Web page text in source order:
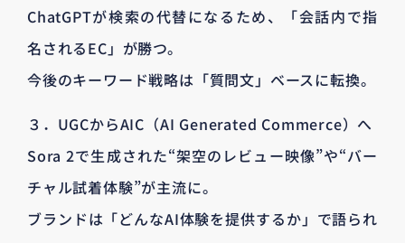
ChatGPTが検索の代替になるため、「会話内で指
名されるEC」が勝つ。
今後のキーワード戦略は「質問文」ベースに転換。
３．UGCからAIC（AI Generated Commerce）へ
Sora 2で生成された“架空のレビュー映像”や“バー
チャル試着体験”が主流に。
ブランドは「どんなAI体験を提供するか」で語られ